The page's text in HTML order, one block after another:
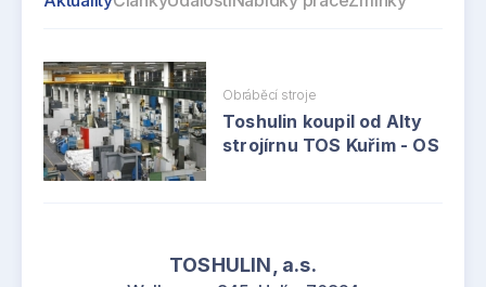
Obráběcí stroje
Toshulin koupil od Alty
strojírnu TOS Kuřim - OS
TOSHULIN, a.s.